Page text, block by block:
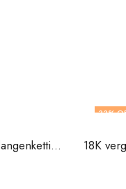
18K vergulde roestvrij stalen slangenketting van V&F Juweliers
33%